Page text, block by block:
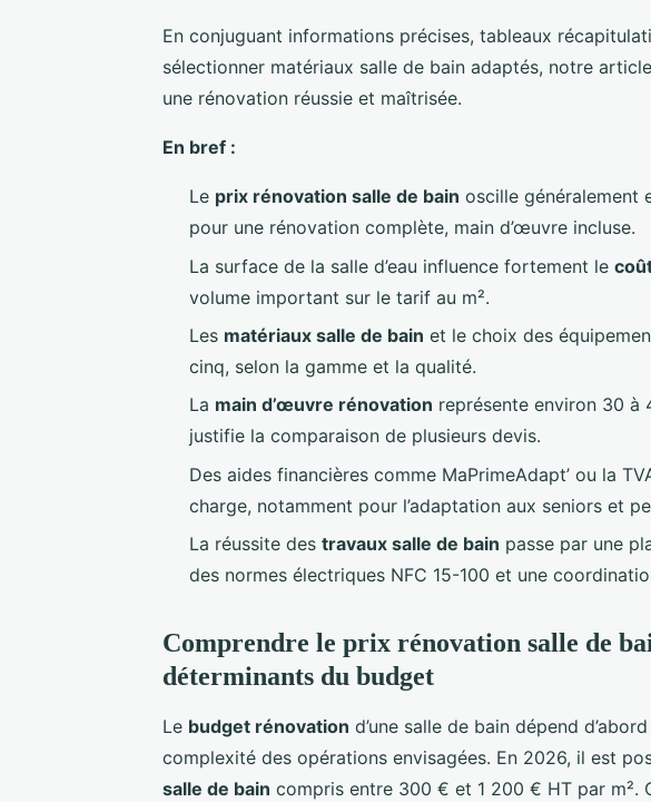
En conjuguant informations précises, tableaux
sélectionner matériaux salle de bain adaptés, notre
une rénovation réussie et maîtrisée.
En bref :
Le prix rénovation salle de bain oscille généralement
pour une rénovation complète, main d’œuvre incluse.
La surface de la salle d’eau influence fortement le
volume important sur le tarif au m².
Les matériaux salle de bain et le choix des
cinq, selon la gamme et la qualité.
La main d’œuvre rénovation représente environ 30 à
justifie la comparaison de plusieurs devis.
Des aides financières comme MaPrimeAdapt’ ou la
charge, notamment pour l’adaptation aux seniors et
La réussite des travaux salle de bain passe par une
des normes électriques NFC 15-100 et une
Comprendre le prix rénovation salle de
déterminants du budget
Le budget rénovation d’une salle de bain dépend
complexité des opérations envisagées. En 2026, il est
salle de bain compris entre 300 € et 1 200 € HT par m².